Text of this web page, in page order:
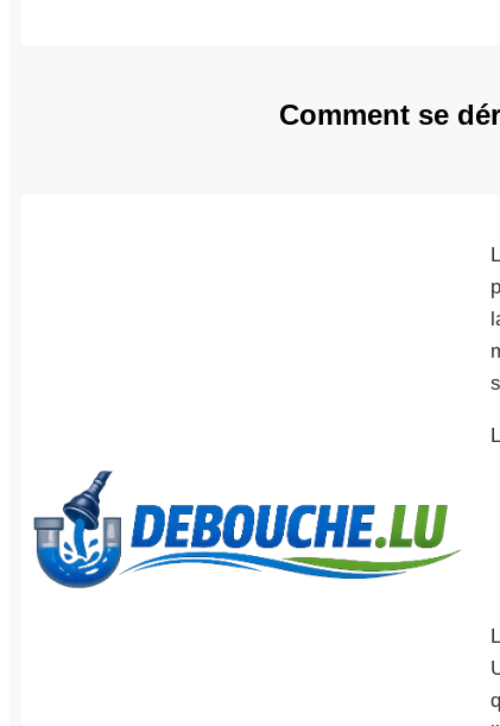
Comment se